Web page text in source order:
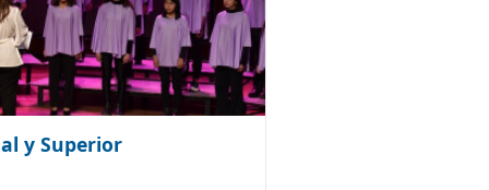
y Superior